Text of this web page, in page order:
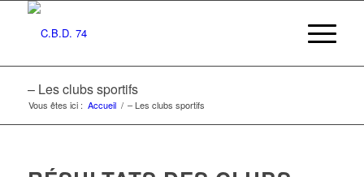
– Les clubs sportifs
Vous êtes ici : Accueil / – Les clubs sportifs